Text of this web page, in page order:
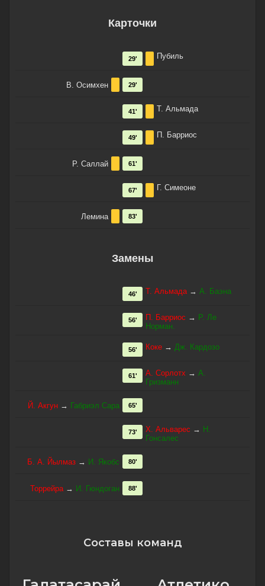
Карточки
Пубиль
29'
В. Осимхен 29'
Т. Альмада
41'
П. Барриос
49'
Р. Саллай 61'
Г. Симеоне
67'
Лемина 83'
Замены
Т. Альмада→ А. Баэна
46'
П. Барриос → Р. Ле
Норман.
56'
Коке → Дж. Кардозо
56'
А. Сорлотх → А.
Гризманн
61'
Й. Акгун → Габриэл Сара 65'
Х. Альварес → Н.
Гонсалес
73'
Б. А. Йылмаз → И. Якобс 80'
Торрейра→ И. Гюндоган 88'
Составы команд